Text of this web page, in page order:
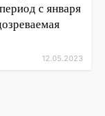
с января
12.05.2023